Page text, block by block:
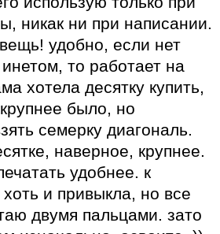
никак ни при написании.
удобно, если нет
то работает на
хотела десятку купить,
было, но
семерку диагональ.
наверное, крупнее.
удобнее. к
хоть и привыкла, но все
двумя пальцами. зато